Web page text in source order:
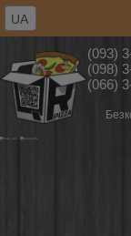
(093)
(098)
(066)
UA